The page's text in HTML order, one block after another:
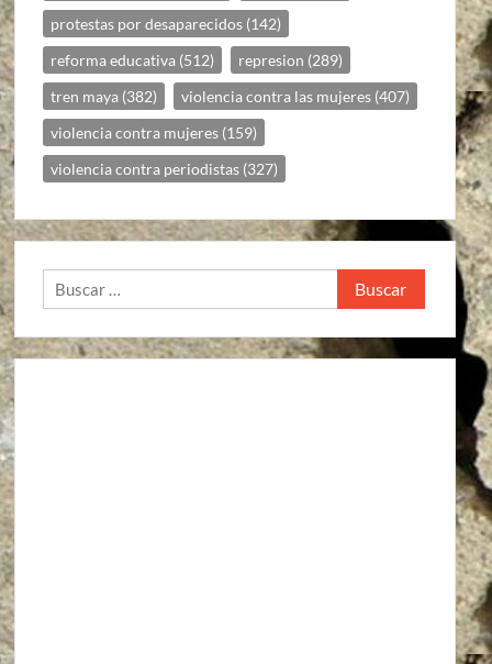
protestas por desaparecidos (142)
reforma educativa (512) represion (289)
tren maya (382) violencia contra las mujeres (407)
violencia contra mujeres (159)
violencia contra periodistas (327)
Buscar: